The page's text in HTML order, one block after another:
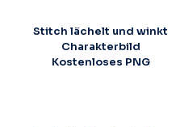
Stitch lächelt und winkt
Charakterbild
Kostenloses PNG